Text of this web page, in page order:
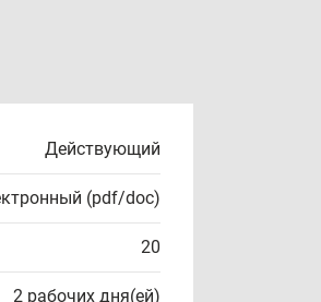
Действующий
(pdf/doc)
20
2 рабочих дня(ей)